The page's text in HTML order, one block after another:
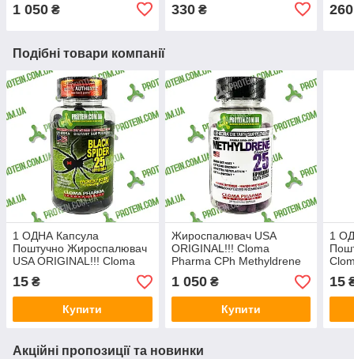
1 050 ₴ 330₴ 260
Подібні товари компанії
1 ОДНА Капсула
Поштучно Жироспалювач
USA ORIGINAL!!! Cloma
Pharma CPh Black Spider
25 ephedra
15 ₴
Купити
Жироспалювач USA
ORIGINAL!!! Cloma
Pharma CPh Methyldrene
1 050₴
Купити
1
15
Акційні пропозиції та новинки